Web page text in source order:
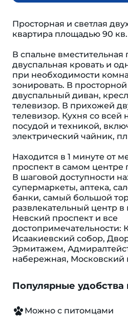
Просторная и светлая
квартира площадью 90
В спальне вместительная
двуспальная кровать и
при необходимости
зонировать. В
двуспальный диван,
телевизор. В прихожей
телевизор. Кухня со всей
посудой и техникой,
электрический чайник,
Находится в 1 минуте от
проспект в самом центре
В шаговой доступности
супермаркеты, аптека,
банки, самый большой
развлекательный центр в
Невский проспект и все
достопримечательности:
Исаакиевский собор,
Эрмитажем,
набережная, Московский
Популярные удобства
Можно с питомцами